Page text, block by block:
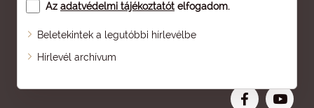
Az adatvédelmi tájékoztatót elfogadom.
Beletekintek a legutóbbi hírlevélbe
Hírlevél archívum
Oldaltérkép